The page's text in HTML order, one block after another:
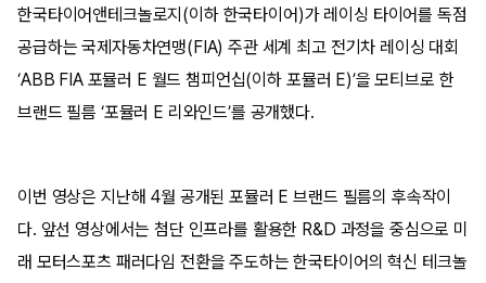
한국타이어앤테크놀로지(이하 한국타이어)가 레이싱 타이어를 독점
공급하는 국제자동차연맹(FIA) 주관 세계 최고 전기차 레이싱 대회
‘ABB FIA 포뮬러 E 월드 챔피언십(이하 포뮬러 E)’을 모티브로 한
브랜드 필름 ‘포뮬러 E 리와인드’를 공개했다.
이번 영상은 지난해 4월 공개된 포뮬러 E 브랜드 필름의 후속작이
다. 앞선 영상에서는 첨단 인프라를 활용한 R&D 과정을 중심으로 미
래 모터스포츠 패러다임 전환을 주도하는 한국타이어의 혁신 테크놀